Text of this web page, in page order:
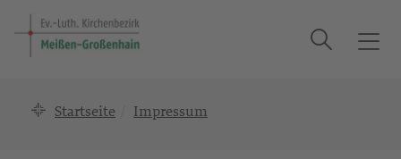
T
Suche
Startseite Impressum